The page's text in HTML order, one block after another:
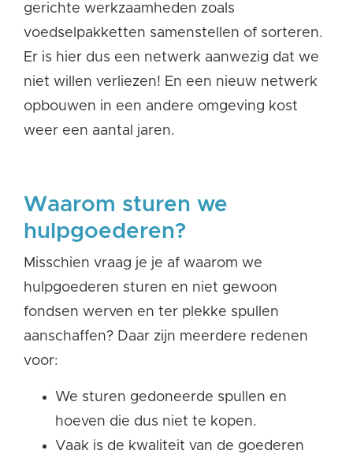
gerichte werkzaamheden zoals
voedselpakketten samenstellen of sorteren.
Er is hier dus een netwerk aanwezig dat we
niet willen verliezen! En een nieuw netwerk
opbouwen in een andere omgeving kost
weer een aantal jaren.
Waarom sturen we
hulpgoederen?
Misschien vraag je je af waarom we
hulpgoederen sturen en niet gewoon
fondsen werven en ter plekke spullen
aanschaffen? Daar zijn meerdere redenen
voor:
We sturen gedoneerde spullen en
hoeven die dus niet te kopen.
Vaak is de kwaliteit van de goederen